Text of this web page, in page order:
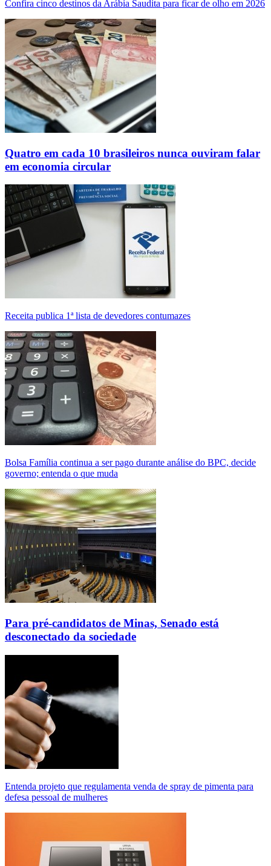
Confira cinco destinos da Arábia Saudita para ficar de olho em 2026
Quatro em cada 10 brasileiros nunca ouviram falar
em economia circular
Receita publica 1ª lista de devedores contumazes
Bolsa Família continua a ser pago durante análise do BPC, decide
governo; entenda o que muda
Para pré-candidatos de Minas, Senado está
desconectado da sociedade
Entenda projeto que regulamenta venda de spray de pimenta para
defesa pessoal de mulheres